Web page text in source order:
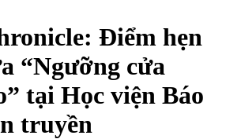
Điểm hẹn
“Ngưỡng cửa
tại Học viện Báo
truyền